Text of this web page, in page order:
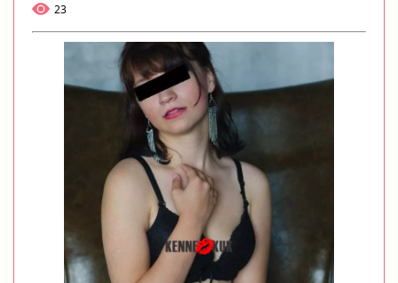
Створити оголошення
23